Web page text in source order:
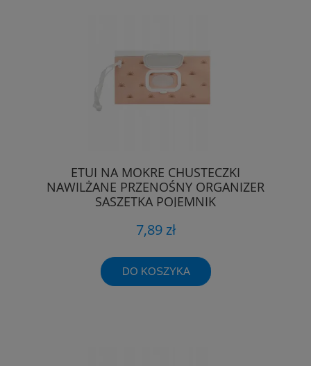
ETUI NA MOKRE CHUSTECZKI
NAWILŻANE PRZENOŚNY ORGANIZER
SASZETKA POJEMNIK
7,89 zł
DO KOSZYKA